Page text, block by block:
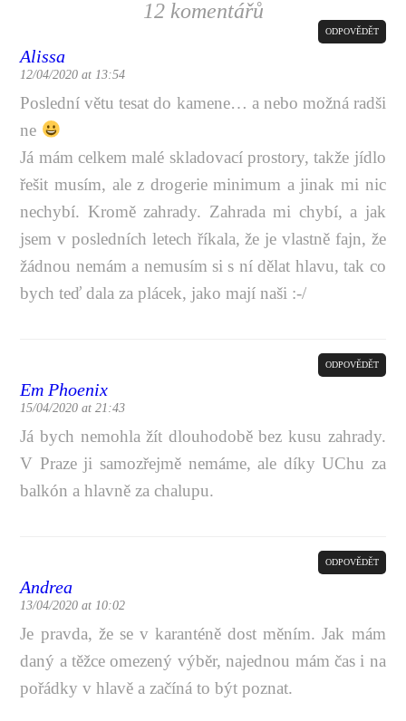
12 komentářů
Alissa
12/04/2020 at 13:54
ODPOVĚDĚT
Poslední větu tesat do kamene… a nebo možná radši
ne
Já mám celkem malé skladovací prostory, takže jídlo
řešit musím, ale z drogerie minimum a jinak mi nic
nechybí. Kromě zahrady. Zahrada mi chybí, a jak
jsem v posledních letech říkala, že je vlastně fajn, že
žádnou nemám a nemusím si s ní dělat hlavu, tak co
bych teď dala za plácek, jako mají naši :-/
Em Phoenix
15/04/2020 at 21:43
ODPOVĚDĚT
Já bych nemohla žít dlouhodobě bez kusu zahrady.
V Praze ji samozřejmě nemáme, ale díky UChu za
balkón a hlavně za chalupu.
Andrea
13/04/2020 at 10:02
ODPOVĚDĚT
Je pravda, že se v karanténě dost měním. Jak mám
daný a těžce omezený výběr, najednou mám čas i na
pořádky v hlavě a začíná to být poznat.